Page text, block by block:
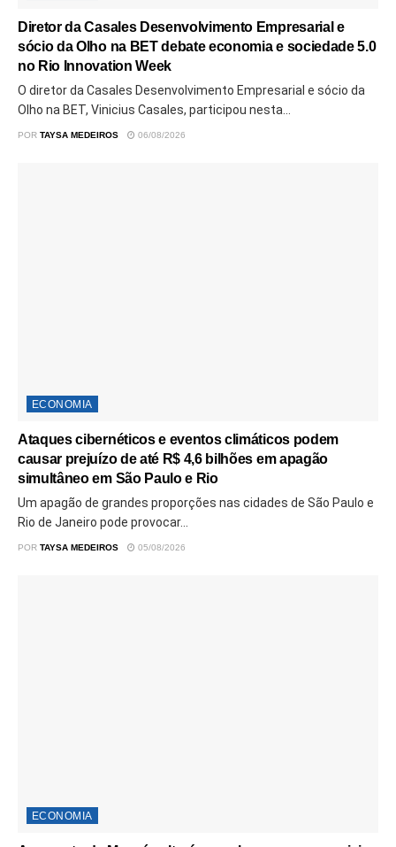
Diretor da Casales Desenvolvimento Empresarial e
sócio da Olho na BET debate economia e sociedade 5.0
no Rio Innovation Week
O diretor da Casales Desenvolvimento Empresarial e sócio da
Olho na BET, Vinicius Casales, participou nesta...
POR TAYSA MEDEIROS 06/08/2026
ECONOMIA
Ataques cibernéticos e eventos climáticos podem
causar prejuízo de até R$ 4,6 bilhões em apagão
simultâneo em São Paulo e Rio
Um apagão de grandes proporções nas cidades de São Paulo e
Rio de Janeiro pode provocar...
POR TAYSA MEDEIROS 05/08/2026
ECONOMIA